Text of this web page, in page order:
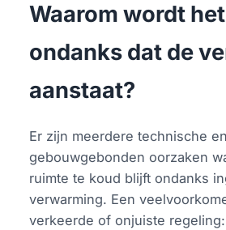
Waarom wordt
ondanks dat de
aanstaat?
Er zijn meerdere technische en
gebouwgebonden oorzaken
ruimte te koud blijft ondanks
verwarming. Een
verkeerde of onjuiste